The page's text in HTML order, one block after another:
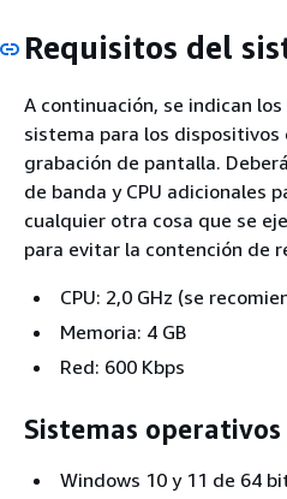
Requisitos del
A continuación, se indican
sistema para los dispositivos
grabación de pantalla.
de banda y CPU adicionales
cualquier otra cosa que se
para evitar la contención de
CPU: 2,0 GHz (se
Memoria: 4 GB
Red: 600 Kbps
Sistemas
Windows 10 y 11 de 64